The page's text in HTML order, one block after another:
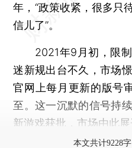
年，“政策收紧，很多只
信儿了”。
2021年9月初，限制
迷新规出台不久，市场
官网上每月更新的版号
至。这一沉默的信号持
新游戏获批，市场由此
本文共计9228